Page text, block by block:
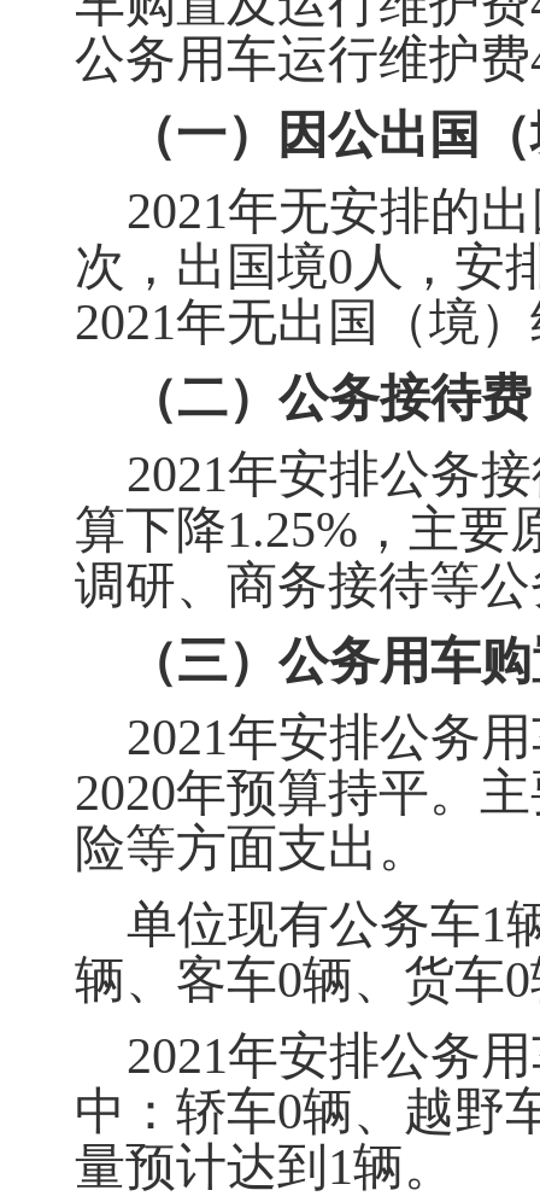
公务用车运行维护
（一）因公出国
2021年无安排的
次，出国境0人，安
2021年无出国（境
（二）公务接待费
2021年安排公务
算下降1.25%，主要
调研、商务接待等
（三）公务用车
2021年安排公务
2020年预算持平。
险等方面支出。
单位现有公务车1
辆、客车0辆、货车
2021年安排公务
中：轿车0辆、越野
量预计达到1辆。